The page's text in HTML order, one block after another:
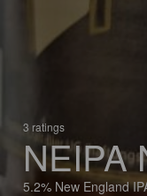
3 ratings
NEIPA
5.2% New England